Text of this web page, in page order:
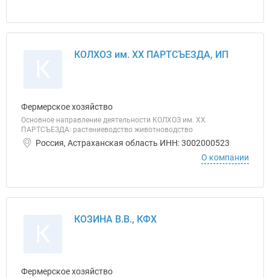
КОЛХОЗ им. XX ПАРТСЪЕЗДА, ИП
Фермерское хозяйство
Основное направление деятельности КОЛХОЗ им. XX
ПАРТСЪЕЗДА: растениеводство животноводство
Россия, Астраханская область ИНН: 3002000523
О компании
КОЗИНА В.В., КФХ
Фермерское хозяйство